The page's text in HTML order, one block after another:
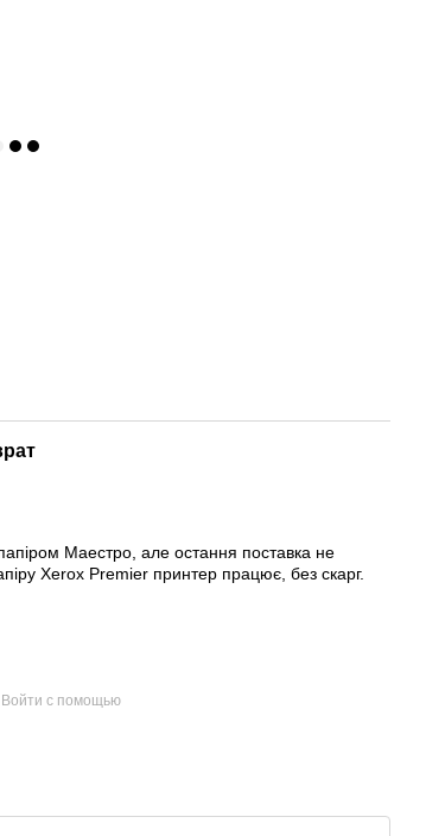
Маестро, але остання поставка не
Xerox Premier принтер працює, без скарг.
Войти с помощью